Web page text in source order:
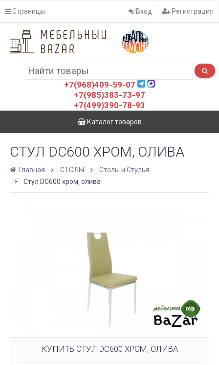
Страницы Вход Регистрация
+7(968)409-59-07
+7(985)383-73-97
+7(499)390-78-93
Каталог товаров
СТУЛ DC600 ХРОМ, ОЛИВА
Главная СТОЛЫ
Столы и Стулья
Стул DC600 хром, олива
КУПИТЬ СТУЛ DC600 ХРОМ, ОЛИВА